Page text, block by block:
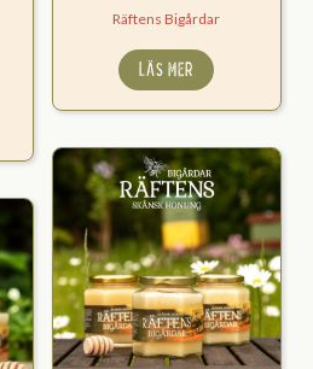
Räftens Bigårdar
LÄS MER